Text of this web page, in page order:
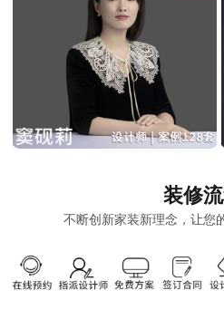
装修
不断创新家装新理念，让您